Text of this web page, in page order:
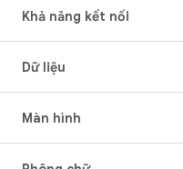
Khả năng kết nối
Dữ liệu
Màn hình